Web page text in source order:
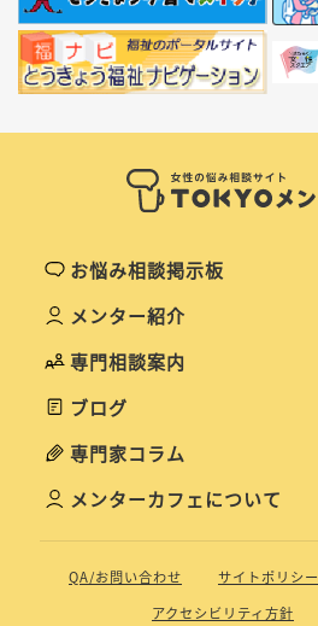
お悩み相談掲示板
メンター紹介
専門相談案内
ブログ
専門家コラム
メンターカフェについて
QA/お問い合わせ サイトポリシー
アクセシビリティ方針